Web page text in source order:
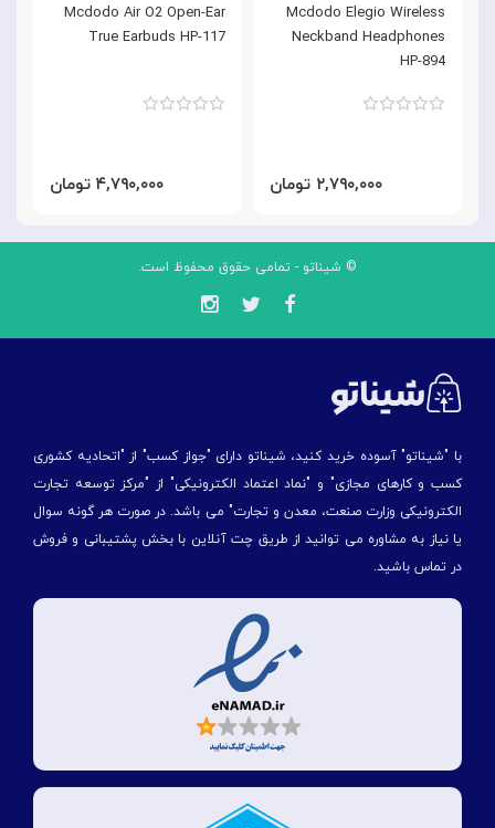
Mcdodo Air O2 Open-Ear
True Earbuds HP-117
۴,۷۹۰,۰۰۰ تومان
Mcdodo Elegio Wireless
Neckband Headphones
HP-894
۲,۷۹۰,۰۰۰ تومان
© شیناتو - تمامی حقوق محفوظ است.
با "شیناتو" آسوده خرید کنید، شیناتو دارای "جواز کسب" از "اتحادیه کشوری
کسب و کارهای مجازی" و "نماد اعتماد الکترونیکی" از "مركز توسعه تجارت
الكترونیكی وزارت صنعت، معدن و تجارت" می باشد. در صورت هر گونه سوال
یا نیاز به مشاوره می توانید از طریق چت آنلاین با بخش پشتیبانی و فروش
در تماس باشید.